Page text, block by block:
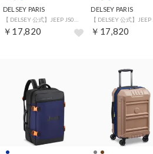
DELSEY PARIS
￥17,820
DELSEY PARIS
￥17,820